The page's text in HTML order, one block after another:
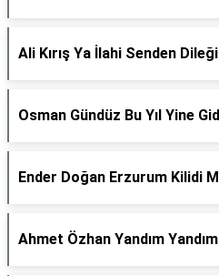
Ali Kırış Ya İlahi Senden
Osman Gündüz Bu Yıl Yine
Ender Doğan Erzurum Kilidi
Ahmet Özhan Yandım